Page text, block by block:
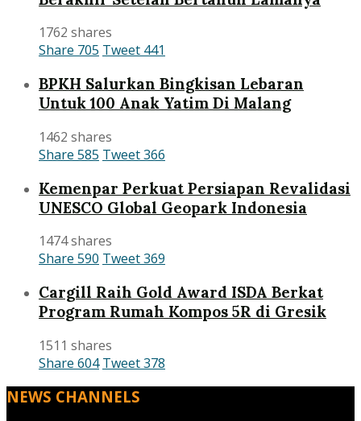
1762 shares
Share 705 Tweet 441
BPKH Salurkan Bingkisan Lebaran
Untuk 100 Anak Yatim Di Malang
1462 shares
Share 585 Tweet366
Kemenpar Perkuat Persiapan Revalidasi
UNESCO Global Geopark Indonesia
1474 shares
Share 590 Tweet369
Cargill Raih Gold Award ISDA Berkat
Program Rumah Kompos 5R di Gresik
1511 shares
Share 604 Tweet378
NEWS CHANNELS